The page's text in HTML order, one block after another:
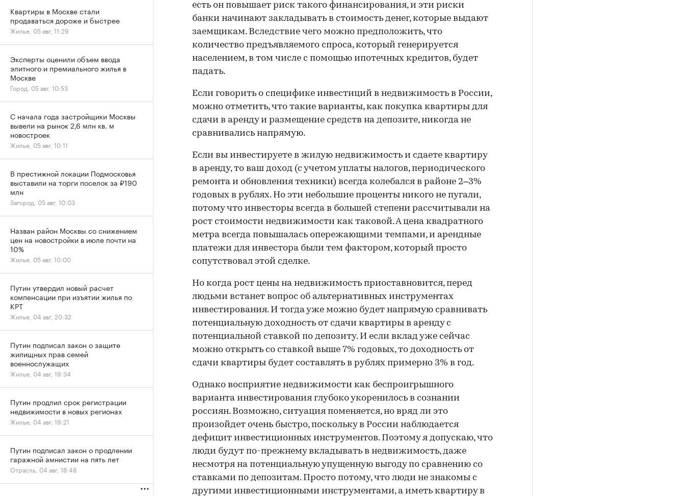
есть он повышает риск такого финансирования, и эти риски
банки начинают закладывать в стоимость денег, которые выдают
заемщикам. Вследствие чего можно предположить, что
количество предъявляемого спроса, который генерируется
населением, в том числе с помощью ипотечных кредитов, будет
падать.
Если говорить о специфике инвестиций в недвижимость в России,
можно отметить, что такие варианты, как покупка квартиры для
сдачи в аренду и размещение средств на депозите, никогда не
сравнивались напрямую.
Если вы инвестируете в жилую недвижимость и сдаете квартиру
в аренду, то ваш доход (с учетом уплаты налогов, периодического
ремонта и обновления техники) всегда колебался в районе 2–3%
годовых в рублях. Но эти небольшие проценты никого не пугали,
потому что инвесторы всегда в большей степени рассчитывали на
рост стоимости недвижимости как таковой. А цена квадратного
метра всегда повышалась опережающими темпами, и арендные
платежи для инвестора были тем фактором, который просто
сопутствовал этой сделке.
Но когда рост цены на недвижимость приоставновится, перед
людьми встанет вопрос об альтернативных инструментах
инвестирования. И тогда уже можно будет напрямую сравнивать
потенциальную доходность от сдачи квартиры в аренду с
потенциальной ставкой по депозиту. И если вклад уже сейчас
можно открыть со ставкой выше 7% годовых, то доходность от
сдачи квартиры будет составлять в рублях примерно 3% в год.
Однако восприятие недвижимости как беспроигрышного
варианта инвестирования глубоко укоренилось в сознании
россиян. Возможно, ситуация поменяется, но вряд ли это
произойдет очень быстро, поскольку в России наблюдается
дефицит инвестиционных инструментов. Поэтому я допускаю, что
люди будут по-прежнему вкладывать в недвижимость, даже
несмотря на потенциальную упущенную выгоду по сравнению со
ставками по депозитам. Просто потому, что люди не знакомы с
другими инвестиционными инструментами, а иметь квартиру в
Квартиры в Москве стали
продаваться дороже и быстрее
Жилье, 05 авг, 11:29
Эксперты оценили объем ввода
элитного и премиального жилья в
Москве
Город, 05 авг, 10:53
С начала года застройщики Москвы
вывели на рынок 2,6 млн кв. м
новостроек
Жилье, 05 авг, 10:11
В престижной локации Подмосковья
выставили на торги поселок за ₽190
млн
Загород, 05 авг, 10:03
Назван район Москвы со снижением
цен на новостройки в июле почти на
10%
Жилье, 05 авг, 10:00
Путин утвердил новый расчет
компенсации при изъятии жилья по
КРТ
Жилье, 04 авг, 20:32
Путин подписал закон о защите
жилищных прав семей
военнослужащих
Жилье, 04 авг, 19:34
Путин продлил срок регистрации
недвижимости в новых регионах
Жилье, 04 авг, 19:21
Путин подписал закон о продлении
гаражной амнистии на пять лет
Отрасль, 04 авг, 18:48